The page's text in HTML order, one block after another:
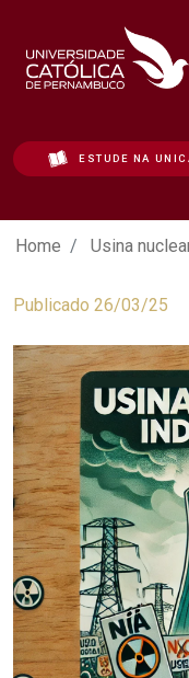
ESTUDE NA
Usina nuclear
Home Usina
Publicado 26/03/25